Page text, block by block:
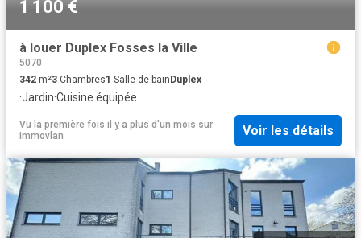
1 100 €
à louer Duplex Fosses la Ville
5070
342 m²3 Chambres1 Salle de bain Duplex
·Jardin·Cuisine équipée
Vu la première fois il y a plus d'un mois sur
immovlan
Voir les détails